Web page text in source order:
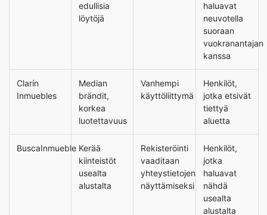
edullisia
löytöjä
haluavat
neuvotella
suoraan
vuokranantajan
kanssa
Clarín
Inmuebles
Median
brändit,
korkea
luotettavuus
Vanhempi
käyttöliittymä
Henkilöt,
jotka etsivät
tiettyä
aluetta
BuscaInmueble Kerää
kiinteistöt
usealta
alustalta
Rekisteröinti
vaaditaan
yhteystietojen
näyttämiseksi
Henkilöt,
jotka
haluavat
nähdä
usealta
alustalta